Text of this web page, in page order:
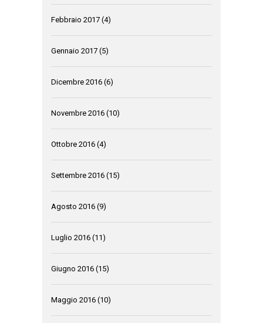
Febbraio 2017 (4)
Gennaio 2017 (5)
Dicembre 2016 (6)
Novembre 2016 (10)
Ottobre 2016 (4)
Settembre 2016 (15)
Agosto 2016 (9)
Luglio 2016 (11)
Giugno 2016 (15)
Maggio 2016 (10)